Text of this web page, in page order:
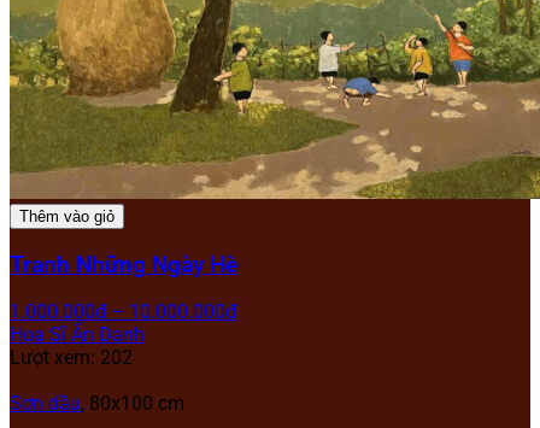
Thêm vào giỏ
Tranh Những Ngày Hè
1.000.000₫ – 10.000.000₫
Họa Sĩ Ẩn Danh
Lượt xem: 202
Sơn dầu, 80x100 cm